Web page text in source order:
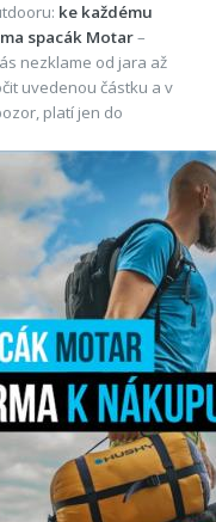
ke každému
spacák Motar–
nezklame od jara až
uvedenou částku a v
platí jen do